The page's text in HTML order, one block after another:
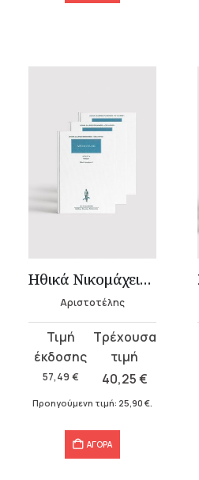
Ηθικά Νικομάχεια (3 τόμοι)
Αριστοτέλης
57,49 €
Original
price
was:
57,49 €.
40,25€
τρέχουσα
τιμή
Προηγούμενη τιμή: 25,90 €
ΑΓΟΡΑ